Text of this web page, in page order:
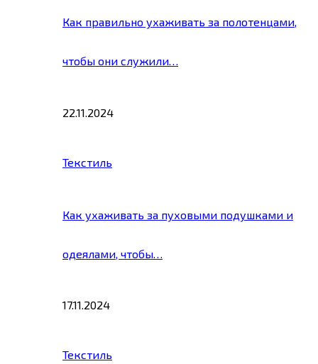
Как правильно ухаживать за полотенцами,
чтобы они служили…
22.11.2024
Текстиль
Как ухаживать за пуховыми подушками и
одеялами, чтобы…
17.11.2024
Текстиль